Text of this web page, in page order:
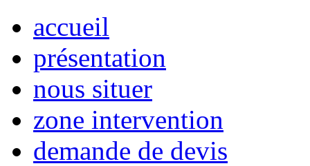
accueil
présentation
nous situer
zone intervention
demande de devis